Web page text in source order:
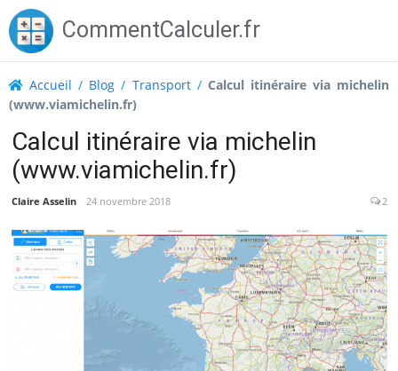
Skip
to
content
CommentCalculer.fr
Accueil / Blog / Transport/ Calcul itinéraire via michelin
(www.viamichelin.fr)
Calcul itinéraire via michelin
(www.viamichelin.fr)
Claire Asselin 24 novembre 2018 2